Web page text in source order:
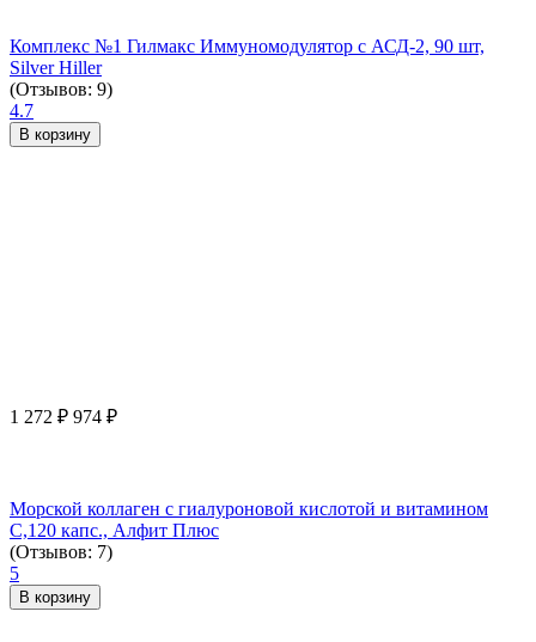
Комплекс №1 Гилмакс Иммуномодулятор с АСД-2, 90 шт,
Silver Hiller
(Отзывов: 9)
4.7
В корзину
1 272 ₽ 974 ₽
Морской коллаген с гиалуроновой кислотой и витамином
С,120 капс., Алфит Плюс
(Отзывов: 7)
5
В корзину